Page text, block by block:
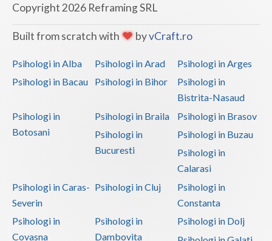
Copyright 2026 Reframing SRL
Built from scratch with byvCraft.ro
Psihologi in Alba Psihologi in Arad
Psihologi in Arges
Psihologi in Bacau
Psihologi in Bihor
Psihologi in
Bistrita-Nasaud
Psihologi in
Botosani
Psihologi in Braila
Psihologi in Brasov
Psihologi in
Bucuresti
Psihologi in Buzau
Psihologi in
Calarasi
Psihologi in Caras-
Severin
Psihologi in Cluj
Psihologi in
Constanta
Psihologi in
Covasna
Psihologi in
Dambovita
Psihologi in Dolj